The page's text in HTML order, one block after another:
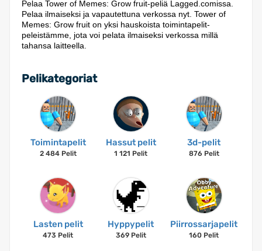
Pelaa Tower of Memes: Grow fruit-peliä Lagged.comissa.
Pelaa ilmaiseksi ja vapautettuna verkossa nyt. Tower of
Memes: Grow fruit on yksi hauskoista toimintapelit-
peleistämme, jota voi pelata ilmaiseksi verkossa millä
tahansa laitteella.
Pelikategoriat
Toimintapelit
2 484 Pelit
Hassut pelit
1 121 Pelit
3d-pelit
876 Pelit
Lasten pelit
473 Pelit
Hyppypelit
369 Pelit
Piirrossarjapelit
160 Pelit